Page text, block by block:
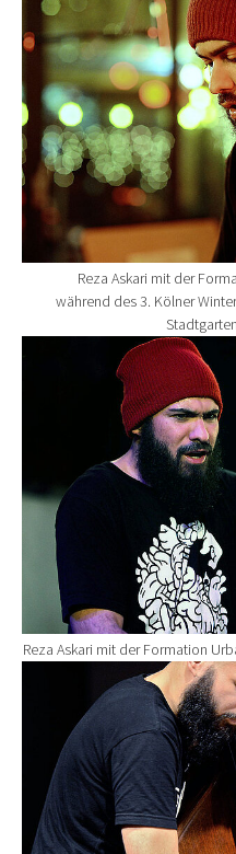
Reza Askari mit der
während des 3. Kölner
Show larger version for:
Reza Askari mit der Formation
Show larger version for: